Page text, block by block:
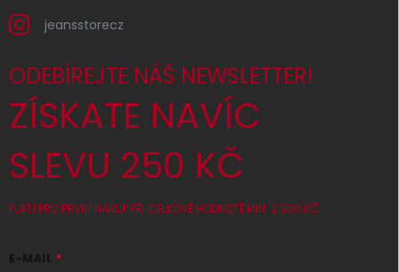
jeansstorecz
ODEBÍREJTE NÁŠ NEWSLETTER!
ZÍSKATE NAVÍC
SLEVU 250 KČ
PLATÍ PRO PRVNÍ NÁKUP PŘI CELKOVÉ HODNOTĚ MIN. 2 500 KČ
E-MAIL